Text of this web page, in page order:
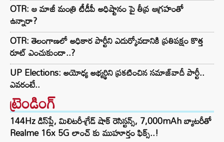
OTR: ఆ మాజీ మంత్రి టీడీపీ అధిష్టానం పై తీవ్ర ఆగ్రహంతో
ఉన్నారా?
OTR: తెలంగాణలో అధికార పార్టీని ఎదుర్కోవడానికి ప్రతిపక్షం కొత్త
రూట్‌ ఎంచుకుందా..?
UP Elections: అయోధ్య అభ్యర్థిని ప్రకటించిన సమాజ్‌వాదీ పార్టీ..
ఎవరంటే..
ట్రెండింగ్‌
144Hz డిస్‌ప్లే, మిలిటరీ-గ్రేడ్ షాక్ రెసిస్టన్స్, 7,000mAh బ్యాటరీతో
Realme 16x 5G లాంచ్ కు ముహూర్తం ఫిక్స్..!